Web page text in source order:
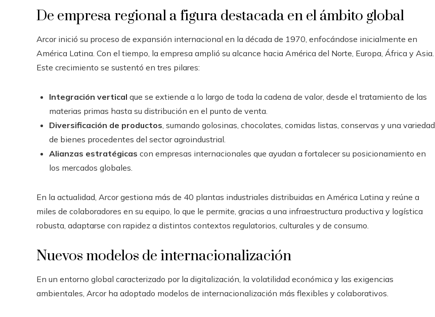
De empresa regional a figura destacada en el ámbito global
Arcor inició su proceso de expansión internacional en la década de 1970, enfocándose inicialmente en
América Latina. Con el tiempo, la empresa amplió su alcance hacia América del Norte, Europa, África y Asia.
Este crecimiento se sustentó en tres pilares:
Integración vertical que se extiende a lo largo de toda la cadena de valor, desde el tratamiento de las
materias primas hasta su distribución en el punto de venta.
Diversificación de productos, sumando golosinas, chocolates, comidas listas, conservas y una variedad
de bienes procedentes del sector agroindustrial.
Alianzas estratégicas con empresas internacionales que ayudan a fortalecer su posicionamiento en
los mercados globales.
En la actualidad, Arcor gestiona más de 40 plantas industriales distribuidas en América Latina y reúne a
miles de colaboradores en su equipo, lo que le permite, gracias a una infraestructura productiva y logística
robusta, adaptarse con rapidez a distintos contextos regulatorios, culturales y de consumo.
Nuevos modelos de internacionalización
En un entorno global caracterizado por la digitalización, la volatilidad económica y las exigencias
ambientales, Arcor ha adoptado modelos de internacionalización más flexibles y colaborativos.